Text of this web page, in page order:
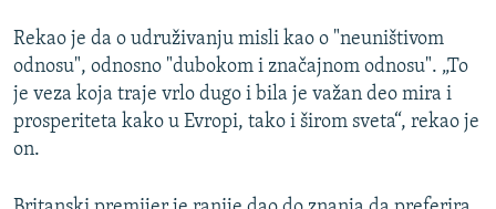
Rekao je da o udruživanju misli kao o "neuništivom
odnosu", odnosno "dubokom i značajnom odnosu". „To
je veza koja traje vrlo dugo i bila je važan deo mira i
prosperiteta kako u Evropi, tako i širom sveta“, rekao je
on.